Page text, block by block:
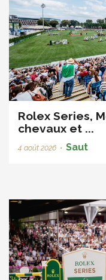
Rolex Series,
chevaux et ...
4 août 2026 • Saut